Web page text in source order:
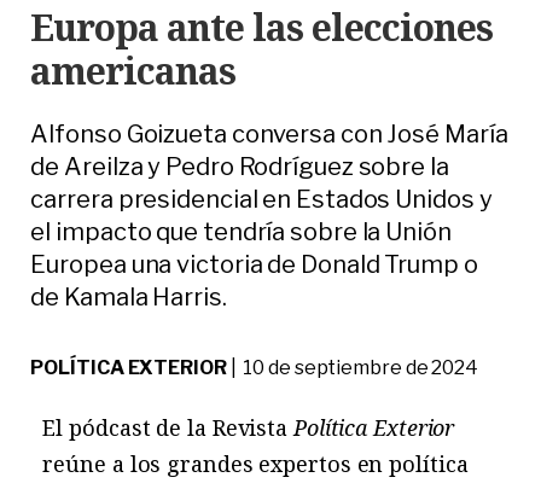
Europa ante las elecciones
americanas
Alfonso Goizueta conversa con José María
de Areilza y Pedro Rodríguez sobre la
carrera presidencial en Estados Unidos y
el impacto que tendría sobre la Unión
Europea una victoria de Donald Trump o
de Kamala Harris.
POLÍTICA EXTERIOR| 10 de septiembre de 2024
El pódcast de la RevistaPolítica Exterior
reúne a los grandes expertos en política